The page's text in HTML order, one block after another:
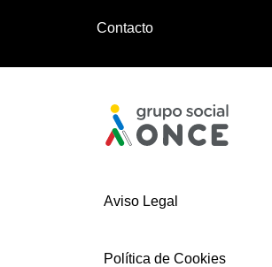
Contacto
Aviso Legal
Política de Cookies